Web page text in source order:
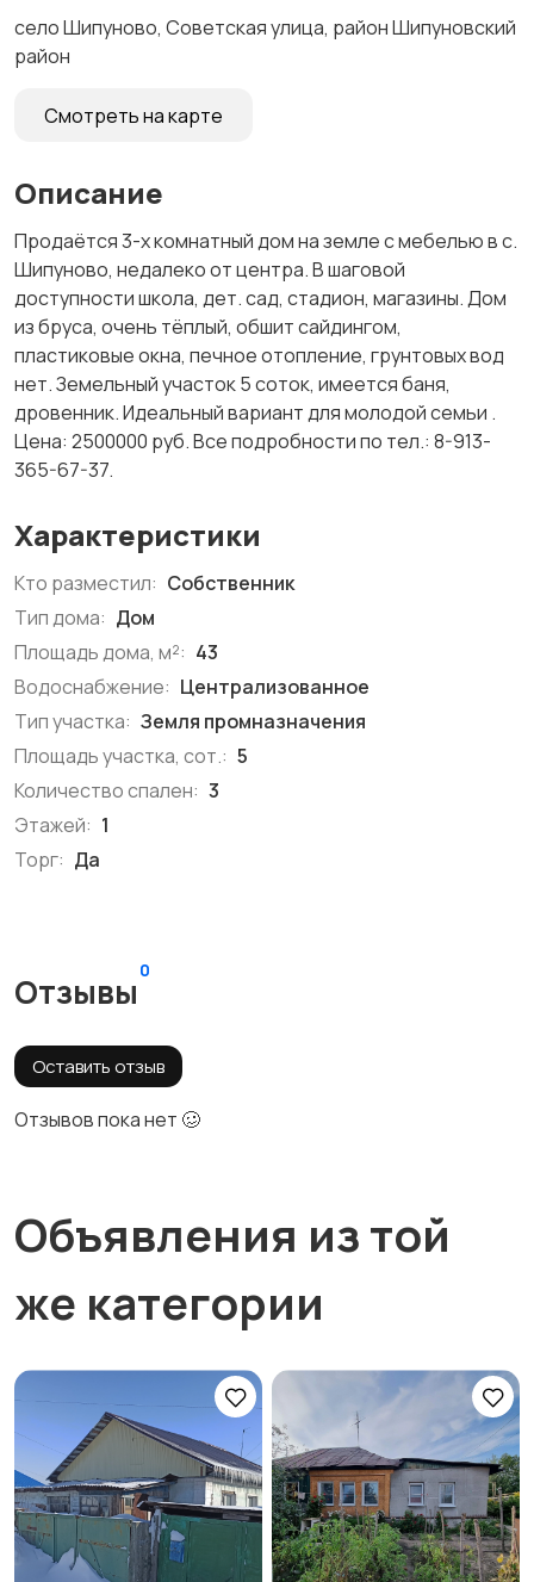
село Шипуново, Советская улица, район Шипуновский
район
Смотреть на карте
Описание
Продаётся 3-х комнатный дом на земле с мебелью в с.
Шипуново, недалеко от центра. В шаговой
доступности школа, дет. сад, стадион, магазины. Дом
из бруса, очень тёплый, обшит сайдингом,
пластиковые окна, печное отопление, грунтовых вод
нет. Земельный участок 5 соток, имеется баня,
дровенник. Идеальный вариант для молодой семьи .
Цена: 2500000 руб. Все подробности по тел.: 8-913-
365-67-37.
Характеристики
Кто разместил: Собственник
Тип дома: Дом
Площадь дома, м²: 43
Водоснабжение: Централизованное
Тип участка: Земля промназначения
Площадь участка, сот.: 5
Количество спален: 3
Этажей: 1
Торг: Да
Отзывы
0
Оставить отзыв
Отзывов пока нет 🥴
Объявления из той
же категории